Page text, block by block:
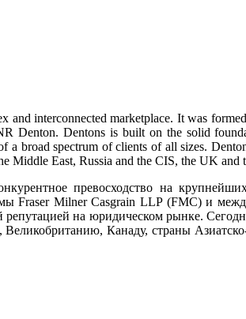
interconnected marketplace. It was
Denton. Dentons is built on the solid
broad spectrum of clients of all sizes.
Middle East, Russia and the CIS, the UK and
превосходство на
Fraser Milner Casgrain LLP (FMC) и
на юридическом рынке.
Канаду, страны